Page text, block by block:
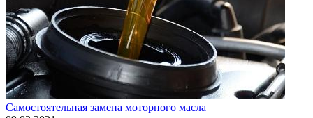
Самостоятельная замена моторного масла